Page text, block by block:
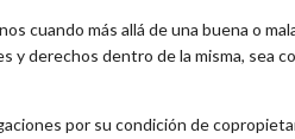
cuando más allá de una buena o
y derechos dentro de la misma, sea
por su condición de